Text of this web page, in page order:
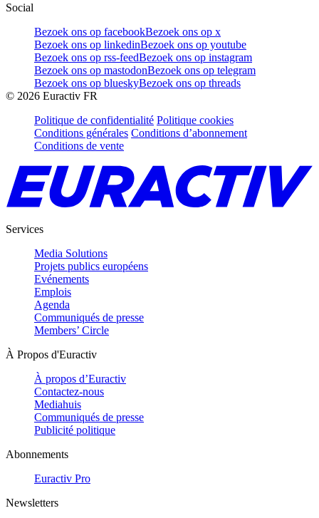
Social
Bezoek ons op facebookBezoek ons op x
Bezoek ons op linkedinBezoek ons op youtube
Bezoek ons op rss-feedBezoek ons op instagram
Bezoek ons op mastodonBezoek ons op telegram
Bezoek ons op blueskyBezoek ons op threads
© 2026 Euractiv FR
Politique de confidentialité Politique cookies
Conditions générales Conditions d’abonnement
Conditions de vente
Services
Media Solutions
Projets publics européens
Evénements
Emplois
Agenda
Communiqués de presse
Members’ Circle
À Propos d'Euractiv
À propos d’Euractiv
Contactez-nous
Mediahuis
Communiqués de presse
Publicité politique
Abonnements
Euractiv Pro
Newsletters